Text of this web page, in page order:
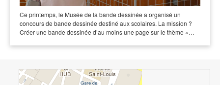
Ce printemps, le Musée de la bande dessinée a organisé un
concours de bande dessinée destiné aux scolaires. La mission ?
Créer une bande dessinée d’au moins une page sur le thème «…